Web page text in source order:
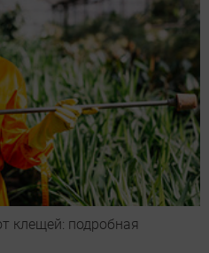
клещей: подробная